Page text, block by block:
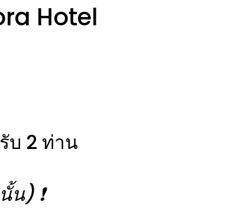
Hotel
บ 2 ท่าน
) ❗️